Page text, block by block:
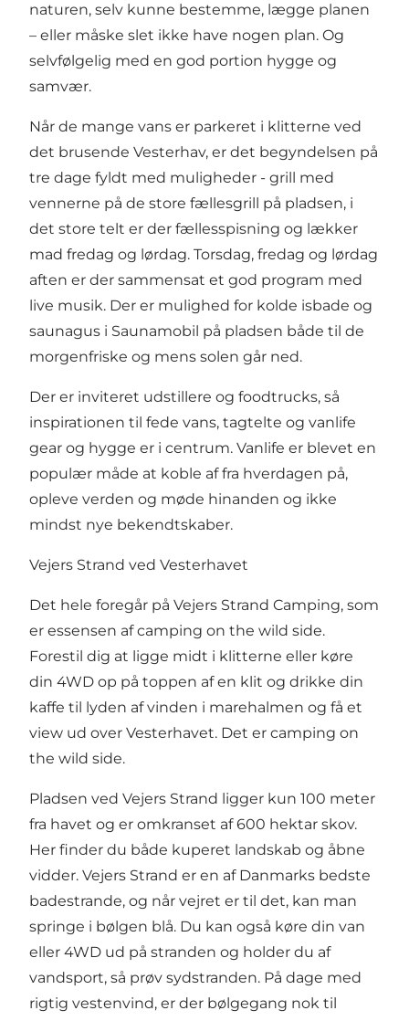
naturen, selv kunne bestemme, lægge planen
– eller måske slet ikke have nogen plan. Og
selvfølgelig med en god portion hygge og
samvær.
Når de mange vans er parkeret i klitterne ved
det brusende Vesterhav, er det begyndelsen på
tre dage fyldt med muligheder - grill med
vennerne på de store fællesgrill på pladsen, i
det store telt er der fællesspisning og lækker
mad fredag og lørdag. Torsdag, fredag og lørdag
aften er der sammensat et god program med
live musik. Der er mulighed for kolde isbade og
saunagus i Saunamobil på pladsen både til de
morgenfriske og mens solen går ned.
Der er inviteret udstillere og foodtrucks, så
inspirationen til fede vans, tagtelte og vanlife
gear og hygge er i centrum. Vanlife er blevet en
populær måde at koble af fra hverdagen på,
opleve verden og møde hinanden og ikke
mindst nye bekendtskaber.
Vejers Strand ved Vesterhavet
Det hele foregår på Vejers Strand Camping, som
er essensen af camping on the wild side.
Forestil dig at ligge midt i klitterne eller køre
din 4WD op på toppen af en klit og drikke din
kaffe til lyden af vinden i marehalmen og få et
view ud over Vesterhavet. Det er camping on
the wild side.
Pladsen ved Vejers Strand ligger kun 100 meter
fra havet og er omkranset af 600 hektar skov.
Her finder du både kuperet landskab og åbne
vidder. Vejers Strand er en af Danmarks bedste
badestrande, og når vejret er til det, kan man
springe i bølgen blå. Du kan også køre din van
eller 4WD ud på stranden og holder du af
vandsport, så prøv sydstranden. På dage med
rigtig vestenvind, er der bølgegang nok til